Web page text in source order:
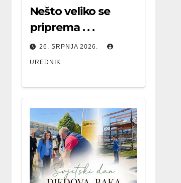
Nešto veliko se
priprema . . .
26. SRPNJA 2026.
UREDNIK